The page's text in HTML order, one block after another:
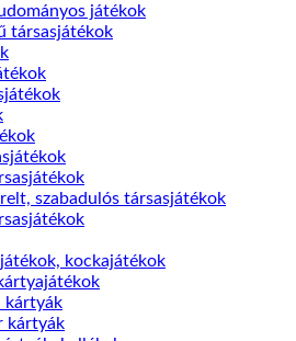
játékok
társasjátékok
szabadulós társasjátékok
kockajátékok
kártyák
kártyák